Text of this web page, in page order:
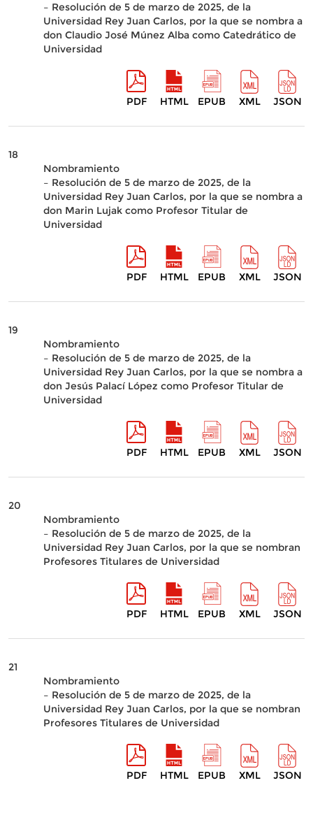
– Resolución de 5 de marzo de 2025, de la
Universidad Rey Juan Carlos, por la que se nombra a
don Claudio José Múnez Alba como Catedrático de
Universidad
PDF HTML EPUB XML JSON
18
Nombramiento
– Resolución de 5 de marzo de 2025, de la
Universidad Rey Juan Carlos, por la que se nombra a
don Marin Lujak como Profesor Titular de
Universidad
PDF HTML EPUB XML JSON
19
Nombramiento
– Resolución de 5 de marzo de 2025, de la
Universidad Rey Juan Carlos, por la que se nombra a
don Jesús Palací López como Profesor Titular de
Universidad
PDF HTML EPUB XML JSON
20
Nombramiento
– Resolución de 5 de marzo de 2025, de la
Universidad Rey Juan Carlos, por la que se nombran
Profesores Titulares de Universidad
PDF HTML EPUB XML JSON
21
Nombramiento
– Resolución de 5 de marzo de 2025, de la
Universidad Rey Juan Carlos, por la que se nombran
Profesores Titulares de Universidad
PDF HTML EPUB XML JSON